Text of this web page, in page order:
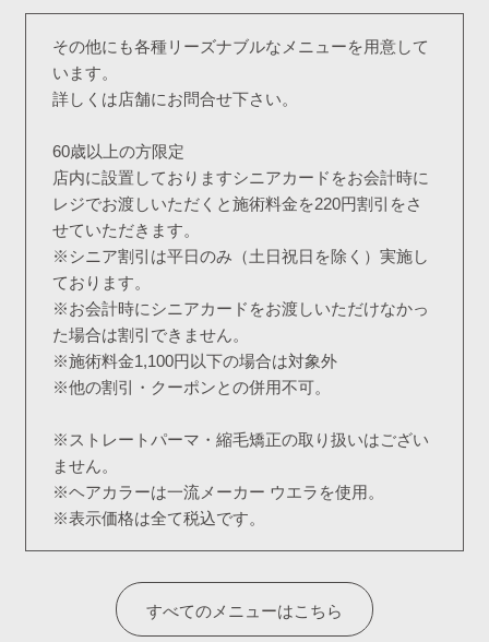
その他にも各種リーズナブルなメニューを用意して
います。
詳しくは店舗にお問合せ下さい。
60歳以上の方限定
店内に設置しておりますシニアカードをお会計時に
レジでお渡しいただくと施術料金を220円割引をさ
せていただきます。
※シニア割引は平日のみ（土日祝日を除く）実施し
ております。
※お会計時にシニアカードをお渡しいただけなかっ
た場合は割引できません。
※施術料金1,100円以下の場合は対象外
※他の割引・クーポンとの併用不可。
※ストレートパーマ・縮毛矯正の取り扱いはござい
ません。
※ヘアカラーは一流メーカー ウエラを使用。
※表示価格は全て税込です。
すべてのメニューはこちら